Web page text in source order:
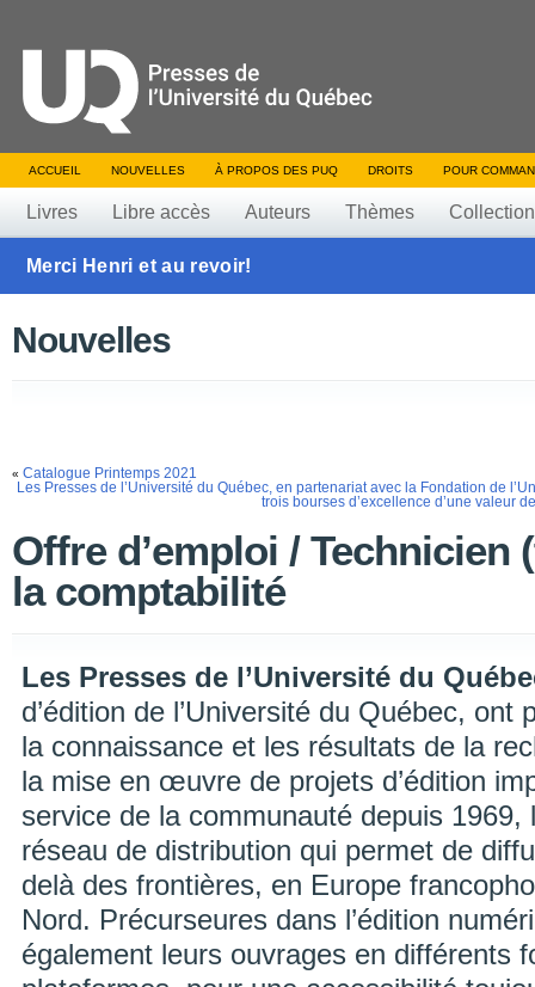
ACCUEIL NOUVELLES À PROPOS DES PUQ DROITS POUR
Livres Libre accès Auteurs Thèmes
Merci Henri et au revoir!
Nouvelles
« Catalogue Printemps 2021
Les Presses de l’Université du Québec, en partenariat avec la Fondation de
trois bourses d’excellence d’une valeur
Offre d’emploi / Technicien
la comptabilité
Les Presses de l’Université du
d’édition de l’Université du Québec, ont
la connaissance et les résultats de la
la mise en œuvre de projets d’édition
service de la communauté depuis
réseau de distribution qui permet de
delà des frontières, en Europe
Nord. Précurseures dans l’édition
également leurs ouvrages en différents